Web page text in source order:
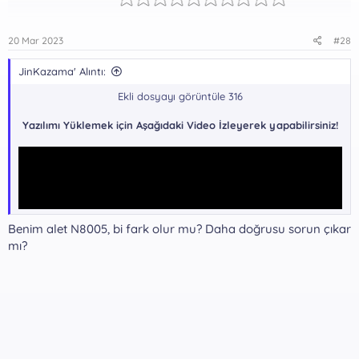
20 Mar 2023 #28
JinKazama' Alıntı:
Ekli dosyayı görüntüle 316
Yazılımı Yüklemek için Aşağıdaki Video İzleyerek yapabilirsiniz!
Benim alet N8005, bi fark olur mu? Daha doğrusu sorun çıkar
mı?